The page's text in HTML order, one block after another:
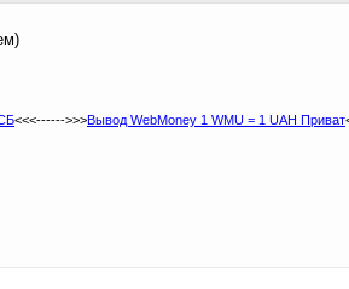
<<<------>>>Вывод WebMoney 1 WMU = 1 UAH Приват